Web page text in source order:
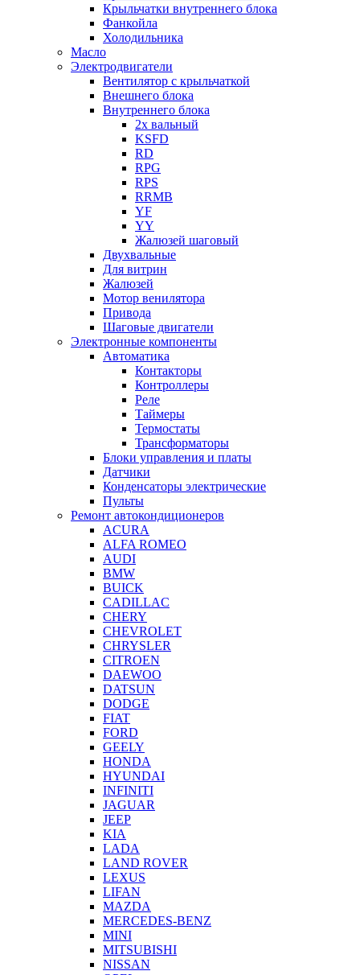
Крыльчатки внутреннего блока
Фанкойла
Холодильника
Масло
Электродвигатели
Вентилятор с крыльчаткой
Внешнего блока
Внутреннего блока
2х вальный
KSFD
RD
RPG
RPS
RRMB
YF
YY
Жалюзей шаговый
Двухвальные
Для витрин
Жалюзей
Мотор венилятора
Привода
Шаговые двигатели
Электронные компоненты
Автоматика
Контакторы
Контроллеры
Реле
Таймеры
Термостаты
Трансформаторы
Блоки управления и платы
Датчики
Конденсаторы электрические
Пульты
Ремонт автокондиционеров
ACURA
ALFA ROMEO
AUDI
BMW
BUICK
CADILLAC
CHERY
CHEVROLET
CHRYSLER
CITROEN
DAEWOO
DATSUN
DODGE
FIAT
FORD
GEELY
HONDA
HYUNDAI
INFINITI
JAGUAR
JEEP
KIA
LADA
LAND ROVER
LEXUS
LIFAN
MAZDA
MERCEDES-BENZ
MINI
MITSUBISHI
NISSAN